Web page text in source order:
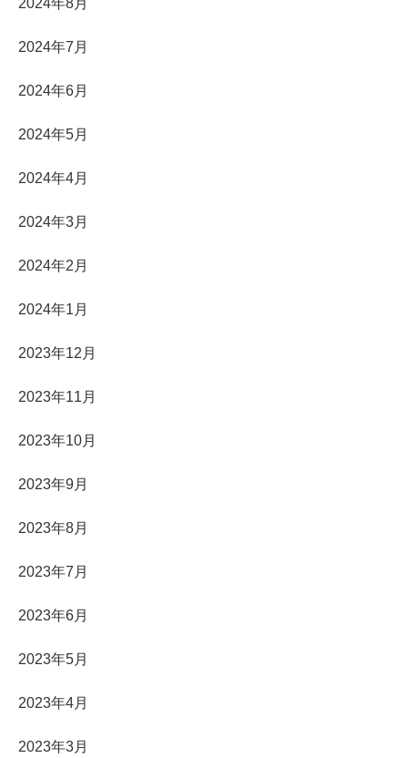
2024年8月
2024年7月
2024年6月
2024年5月
2024年4月
2024年3月
2024年2月
2024年1月
2023年12月
2023年11月
2023年10月
2023年9月
2023年8月
2023年7月
2023年6月
2023年5月
2023年4月
2023年3月